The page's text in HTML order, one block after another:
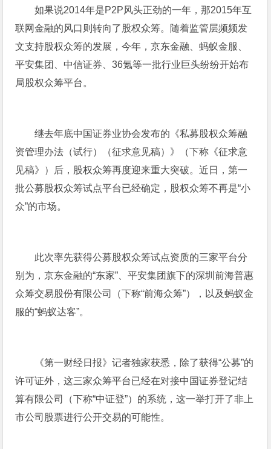
如果说2014年是P2P风头正劲的一年，那2015年互
联网金融的风口则转向了股权众筹。随着监管层频频发
文支持股权众筹的发展，今年，京东金融、蚂蚁金服、
平安集团、中信证券、36氪等一批行业巨头纷纷开始布
局股权众筹平台。
继去年底中国证券业协会发布的《私募股权众筹融
资管理办法（试行）（征求意见稿）》（下称《征求意
见稿》）后，股权众筹再度迎来重大突破。近日，第一
批公募股权众筹试点平台已经确定，股权众筹不再是“小
众”的市场。
此次率先获得公募股权众筹试点资质的三家平台分
别为，京东金融的“东家”、平安集团旗下的深圳前海普惠
众筹交易股份有限公司（下称“前海众筹”），以及蚂蚁金
服的“蚂蚁达客”。
《第一财经日报》记者独家获悉，除了获得“公募”的
许可证外，这三家众筹平台已经在对接中国证券登记结
算有限公司（下称“中证登”）的系统，这一举打开了非上
市公司股票进行公开交易的可能性。